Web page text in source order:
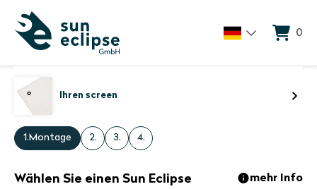
0
Ihren screen
1.Montage 2. 3. 4.
Wählen Sie einen Sun Eclipse
mehr Info